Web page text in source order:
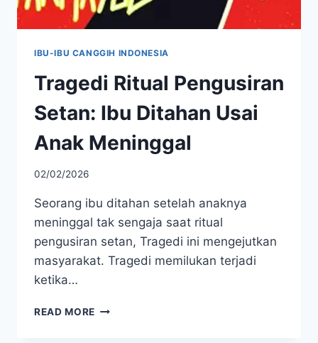
IBU-IBU CANGGIH INDONESIA
Tragedi Ritual Pengusiran
Setan: Ibu Ditahan Usai
Anak Meninggal
02/02/2026
Seorang ibu ditahan setelah anaknya
meninggal tak sengaja saat ritual
pengusiran setan, Tragedi ini mengejutkan
masyarakat. Tragedi memilukan terjadi
ketika…
READ MORE TRAGEDI